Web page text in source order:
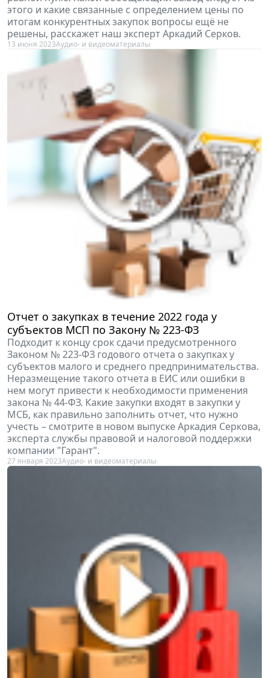
этого и какие связанные с определением цены по
итогам конкурентных закупок вопросы ещё не
решены, расскажет наш эксперт Аркадий Серков.
13 июня 2023Аудио- и видеоматериалы
Отчет о закупках в течение 2022 года у
субъектов МСП по Закону № 223-ФЗ
Подходит к концу срок сдачи предусмотренного
Законом № 223-ФЗ годового отчета о закупках у
субъектов малого и среднего предпринимательства.
Неразмещение такого отчета в ЕИС или ошибки в
нем могут привести к необходимости применения
закона № 44-ФЗ. Какие закупки входят в закупки у
МСБ, как правильно заполнить отчет, что нужно
учесть – смотрите в новом выпуске Аркадия Серкова,
эксперта службы правовой и налоговой поддержки
компании "Гарант".
27 января 2023Аудио- и видеоматериалы